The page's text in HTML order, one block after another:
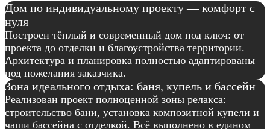
Дом по индивидуальному проекту — комфорт с
нуля
Построен тёплый и современный дом под ключ: от
проекта до отделки и благоустройства территории.
Архитектура и планировка полностью адаптированы
под пожелания заказчика.
Зона идеального отдыха: баня, купель и бассейн
Реализован проект полноценной зоны релакса:
строительство бани, установка композитной купели и
чаши бассейна с отделкой. Всё выполнено в едином